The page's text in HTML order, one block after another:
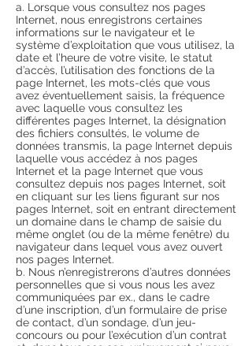
a. Lorsque vous consultez nos pages
Internet, nous enregistrons certaines
informations sur le navigateur et le
système d’exploitation que vous utilisez, la
date et l’heure de votre visite, le statut
d’accès, l’utilisation des fonctions de la
page Internet, les mots-clés que vous
avez éventuellement saisis, la fréquence
avec laquelle vous consultez les
différentes pages Internet, la désignation
des fichiers consultés, le volume de
données transmis, la page Internet depuis
laquelle vous accédez à nos pages
Internet et la page Internet que vous
consultez depuis nos pages Internet, soit
en cliquant sur les liens figurant sur nos
pages Internet, soit en entrant directement
un domaine dans le champ de saisie du
même onglet (ou de la même fenêtre) du
navigateur dans lequel vous avez ouvert
nos pages Internet.
b. Nous n’enregistrerons d’autres données
personnelles que si vous nous les avez
communiquées par ex., dans le cadre
d’une inscription, d’un formulaire de prise
de contact, d’un sondage, d’un jeu-
concours ou pour l’exécution d’un contrat